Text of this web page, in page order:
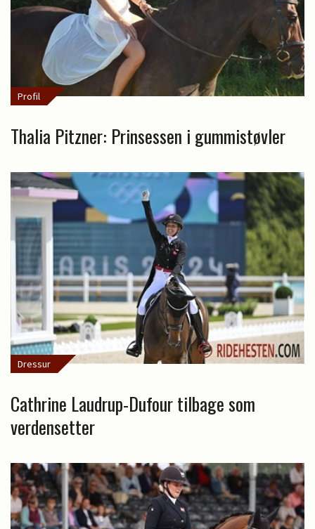
Profil
Thalia Pitzner: Prinsessen i gummistøvler
Dressur
Cathrine Laudrup-Dufour tilbage som
verdensetter